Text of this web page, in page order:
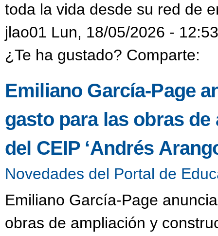
toda la vida desde su red de
jlao01 Lun, 18/05/2026 - 12:53
¿Te ha gustado? Comparte:
Emiliano García-Page
gasto para las obras
del CEIP ‘Andrés
Novedades del Portal de
Emiliano García-Page
obras de ampliación y